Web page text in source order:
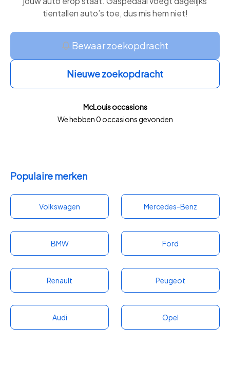
tientallen auto’s toe, dus mis hem niet!
Bewaar zoekopdracht
Nieuwe zoekopdracht
McLouis occasions
We hebben 0 occasions gevonden
Populaire merken
Volkswagen Mercedes-Benz
BMW Ford
Renault Peugeot
Audi Opel